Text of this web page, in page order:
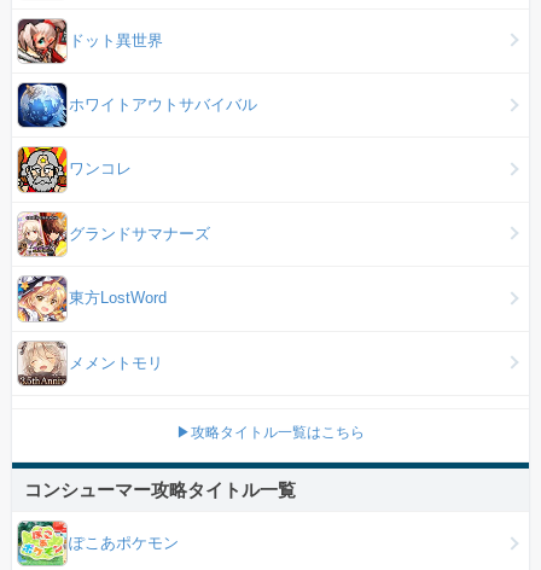
ドット異世界
ホワイトアウトサバイバル
ワンコレ
グランドサマナーズ
東方LostWord
メメントモリ
▶攻略タイトル一覧はこちら
コンシューマー攻略タイトル一覧
ぽこあポケモン